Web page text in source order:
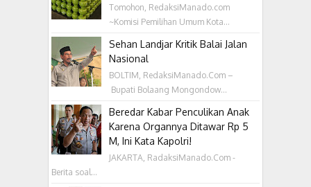
Tomohon, RedaksiManado.com
~Komisi Pemilihan Umum Kota...
Sehan Landjar Kritik Balai Jalan
Nasional
BOLTIM, RedaksiManado.Com –
Bupati Bolaang Mongondow...
Beredar Kabar Penculikan Anak
Karena Organnya Ditawar Rp 5
M, Ini Kata Kapolri!
JAKARTA, RadaksiManado.Com -
Berita soal...